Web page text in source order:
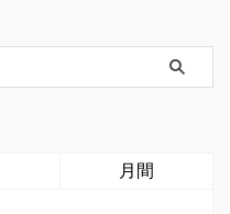
月間